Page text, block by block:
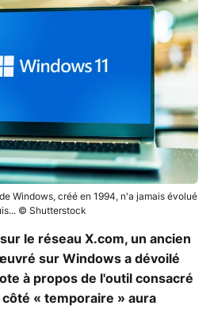
Windows, créé en 1994, n'a jamais évolué
© Shutterstock
le réseau X.com, un ancien
sur Windows a dévoilé
à propos de l'outil consacré
« temporaire » aura